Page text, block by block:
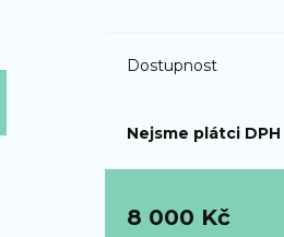
Dostupnost
Nejsme plátci DPH
8 000 Kč